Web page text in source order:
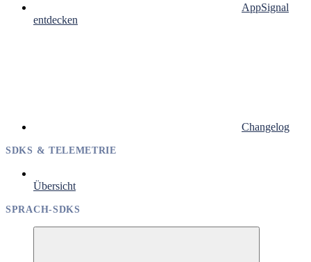
AppSignal
entdecken
Changelog
SDKS & TELEMETRIE
Übersicht
SPRACH-SDKS